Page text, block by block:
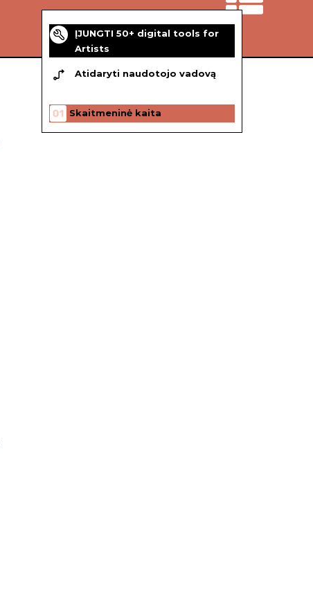
ĮJUNGTI 50+ digital tools for
Artists
Atidaryti naudotojo vadovą
Skaitmeninė kaita